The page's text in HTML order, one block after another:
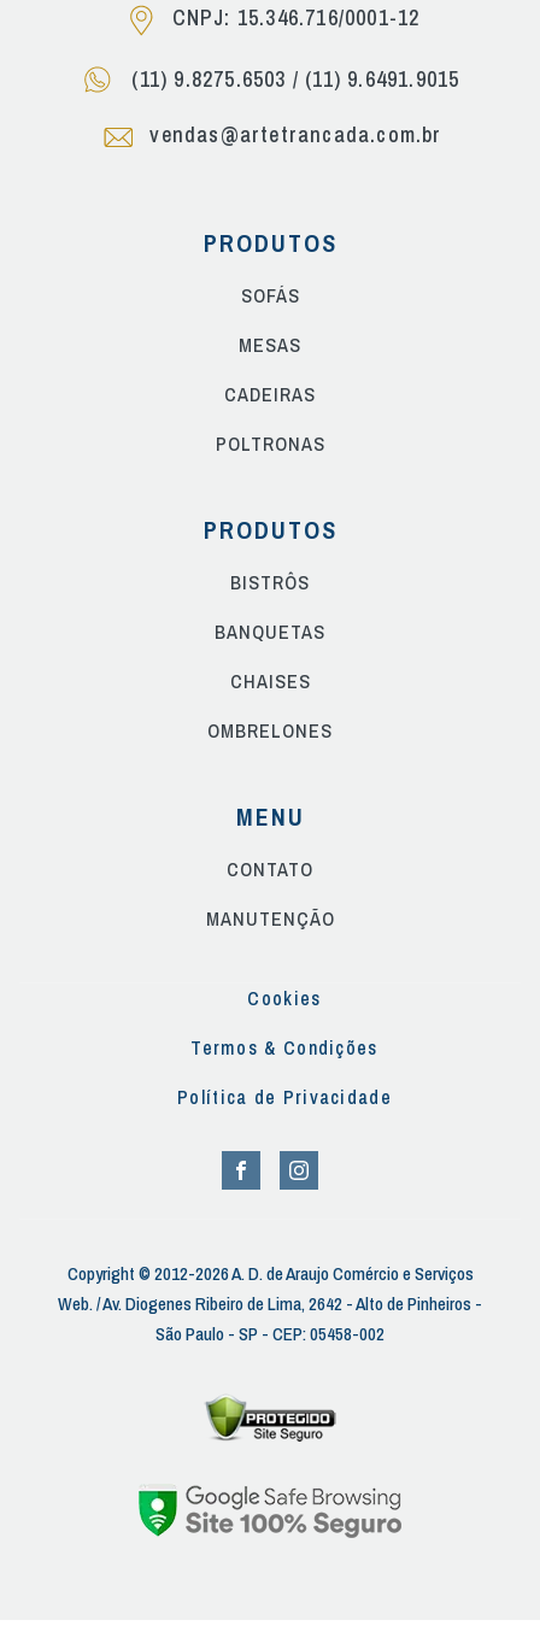
CNPJ: 15.346.716/0001-12
(11) 9.8275.6503 / (11) 9.6491.9015
vendas@artetrancada.com.br
PRODUTOS
SOFÁS
MESAS
CADEIRAS
POLTRONAS
PRODUTOS
BISTRÔS
BANQUETAS
CHAISES
OMBRELONES
MENU
CONTATO
MANUTENÇÃO
Cookies
Termos & Condições
Política de Privacidade
Copyright © 2012-2026 A. D. de Araujo Comércio e Serviços
Web. / Av. Diogenes Ribeiro de Lima, 2642 - Alto de Pinheiros -
São Paulo - SP - CEP: 05458-002